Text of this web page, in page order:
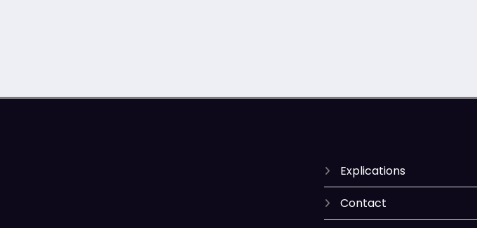
Explications
Contact